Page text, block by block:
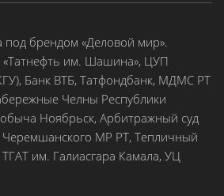
под брендом «Деловой мир».
им. Шашина», ЦУП
Банк ВТБ, Татфондбанк, МДМС РТ
Челны Республики
Ноябрьск, Арбитражный суд
МР РТ, Тепличный
им. Галиасгара Камала, УЦ